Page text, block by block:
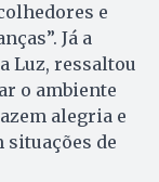
e
Já a
Luz, ressaltou
o ambiente
alegria e
de